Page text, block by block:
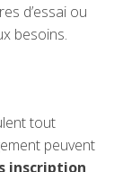
d’essai ou
besoins.
tout
peuvent
inscription